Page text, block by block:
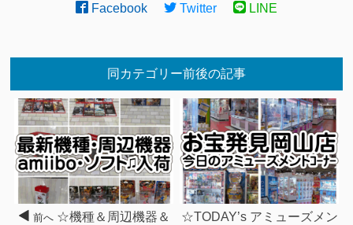
Facebook Twitter LINE
同カテゴリー前後の記事
前へ ☆機種＆周辺機器＆
☆TODAY’s アミューズメン